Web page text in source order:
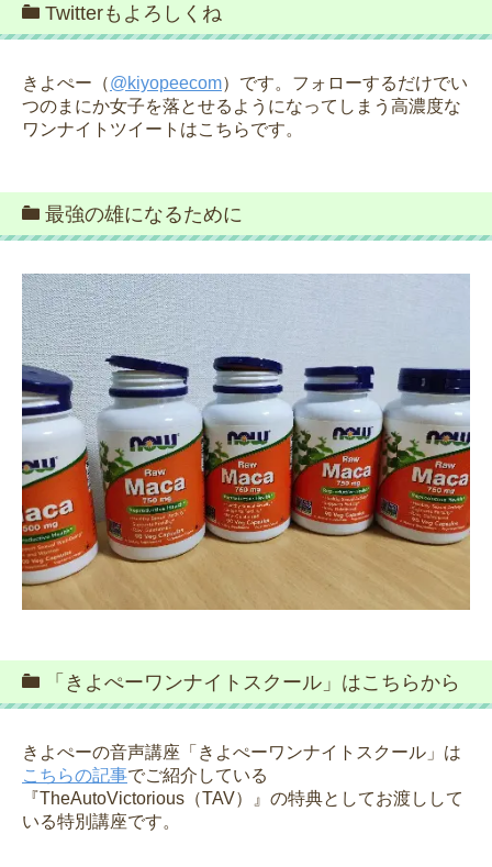
Twitterもよろしくね
きよぺー（@kiyopeecom）です。フォローするだけでい
つのまにか女子を落とせるようになってしまう高濃度な
ワンナイトツイートはこちらです。
最強の雄になるために
「きよぺーワンナイトスクール」はこちらから
きよぺーの音声講座「きよぺーワンナイトスクール」は
こちらの記事でご紹介している
『TheAutoVictorious（TAV）』の特典としてお渡しして
いる特別講座です。